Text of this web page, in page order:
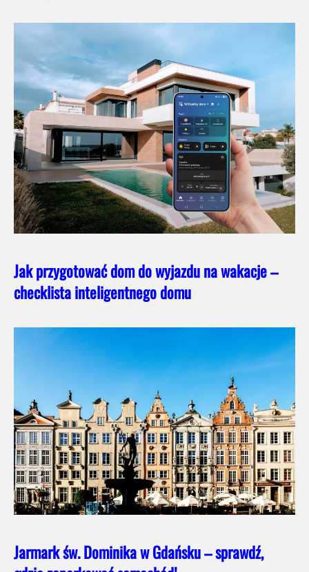
Jak przygotować dom do wyjazdu na wakacje –
checklista inteligentnego domu
Jarmark św. Dominika w Gdańsku – sprawdź,